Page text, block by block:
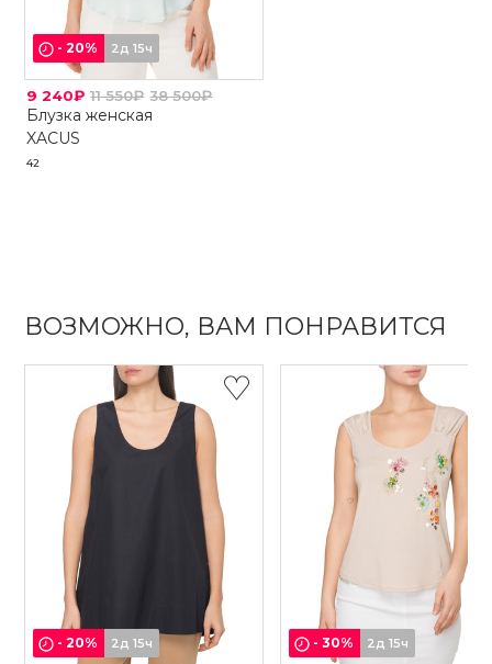
-20% 2д 15ч
9 240₽ 11 550₽ 38 500₽
Блузка женская
XACUS
42
ВОЗМОЖНО, ВАМ ПОНРАВИТСЯ
-20% 2д 15ч -30% 2д 15ч